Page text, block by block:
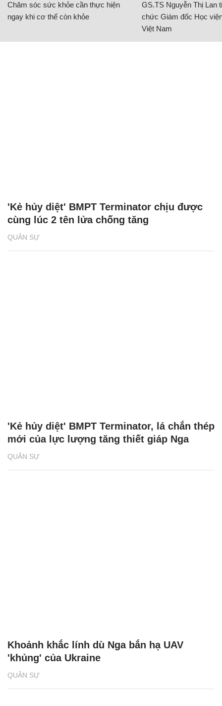
Chăm sóc sức khỏe cần thực hiện
ngay khi cơ thể còn khỏe
GS.TS Nguyễn Thị Lan
chức Giám đốc Học
Việt Nam
QUÂN SỰ
'Kẻ hủy diệt' BMPT Terminator chịu được
cùng lúc 2 tên lửa chống tăng
QUÂN SỰ
'Kẻ hủy diệt' BMPT Terminator, lá chắn thép
mới của lực lượng tăng thiết giáp Nga
QUÂN SỰ
Khoảnh khắc lính dù Nga bắn hạ UAV
'khủng' của Ukraine